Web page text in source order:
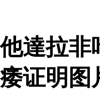
他達拉非
痿证明图